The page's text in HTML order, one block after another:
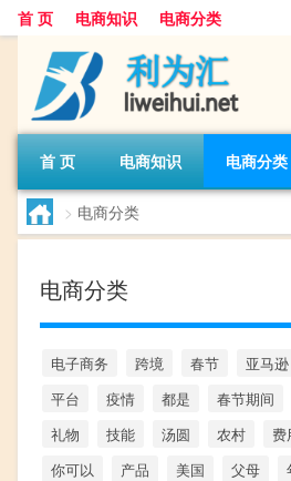
首 页 电商知识 电商分类
首 页 电商知识 电商分类
> 电商分类
电商分类
电子商务 跨境 春节 亚马逊
平台
疫情 都是 春节期间
礼物
技能 汤圆 农村 费
你可以
产品 美国 父母